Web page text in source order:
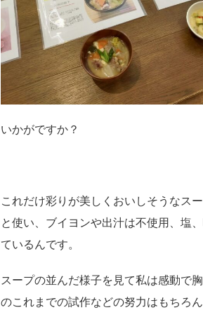
いかがですか？
これだけ彩りが美しくおいしそうなス
と使い、ブイヨンや出汁は不使用、塩
ているんです。
スープの並んだ様子を見て私は感動で
のこれまでの試作などの努力はもちろ